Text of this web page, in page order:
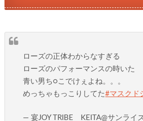
ローズの正体わからなすぎる
ローズのパフォーマンスの時いた
青い男ち○こでけぇよね。。。
めっちゃもっこりしてた#マスクド
— 宴JOY TRIBE KEITA@サンライ